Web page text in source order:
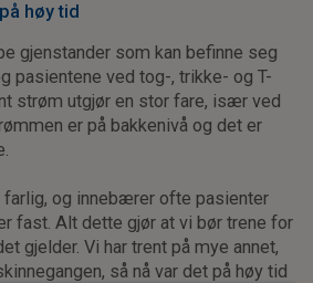
høy tid
gjenstander som kan befinne seg
pasientene ved tog-, trikke- og T-
strøm utgjør en stor fare, især ved
er på bakkenivå og det er
farlig, og innebærer ofte pasienter
fast. Alt dette gjør at vi bør trene for
gjelder. Vi har trent på mye annet,
så nå var det på høy tid